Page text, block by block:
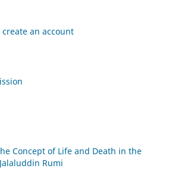
an account
Concept of Life and Death in the
Rumi